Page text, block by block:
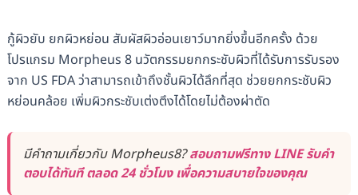
กู้ผิวยับ ยกผิวหย่อน สัมผัสผิวอ่อนเยาว์มากยิ่งขึ้นอีกครั้ง ด้วย
โปรแกรม Morpheus 8 นวัตกรรมยกกระชับผิวที่ได้รับการรับรอง
จาก US FDA ว่าสามารถเข้าถึงชั้นผิวได้ลึกที่สุด ช่วยยกกระชับผิว
หย่อนคล้อย เพิ่มผิวกระชับเต่งตึงได้โดยไม่ต้องผ่าตัด
มีคำถามเกี่ยวกับ Morpheus8?สอบถามฟรีทาง LINE รับคำ
ตอบได้ทันที ตลอด 24 ชั่วโมง เพื่อความสบายใจของคุณ